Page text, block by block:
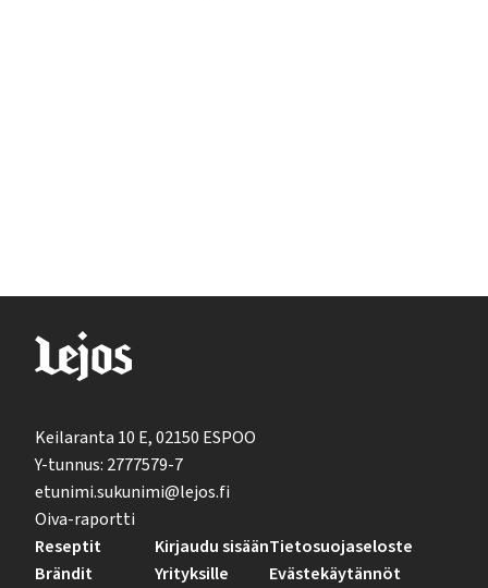
Keilaranta 10 E, 02150 ESPOO
Y-tunnus: 2777579-7
etunimi.sukunimi@lejos.fi
Oiva-raportti
Reseptit
Brändit
Kirjaudu sisään
Yrityksille
Tietosuojaseloste
Evästekäytännöt